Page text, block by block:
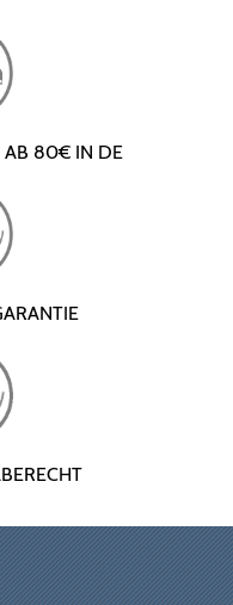
AB 80€ IN DE